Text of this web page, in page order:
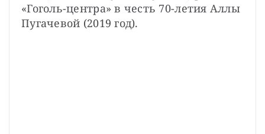
«Гоголь-центра» в честь 70-летия Аллы
Пугачевой (2019 год).